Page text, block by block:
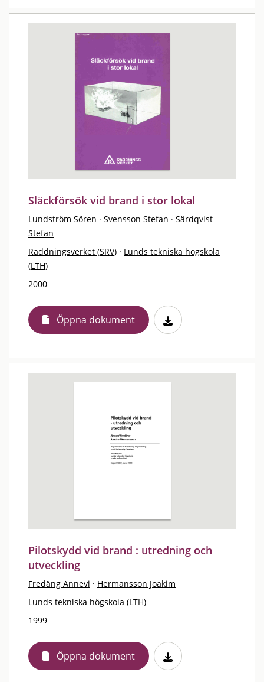
Släckförsök vid brand i stor lokal
Lundström Sören · Svensson Stefan · Särdqvist
Stefan
Räddningsverket (SRV) · Lunds tekniska högskola
(LTH)
2000
Öppna dokument
Pilotskydd vid brand : utredning och
utveckling
Fredäng Annevi · Hermansson Joakim
Lunds tekniska högskola (LTH)
1999
Öppna dokument